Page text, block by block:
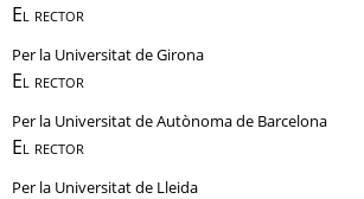
El rector
Per la Universitat de Girona
El rector
Per la Universitat de Autònoma de Barcelona
El rector
Per la Universitat de Lleida